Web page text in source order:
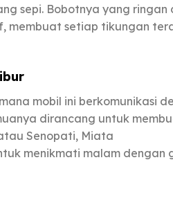
sepi. Bobotnya yang ringan
membuat setiap tikungan
mobil ini berkomunikasi
dirancang untuk
Senopati, Miata
menikmati malam dengan